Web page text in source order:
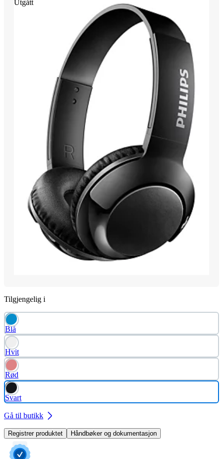
Utgått
Tilgjengelig i
Blå
Hvit
Rød
Svart
Gå til butikk
Registrer produktet Håndbøker og dokumentasjon